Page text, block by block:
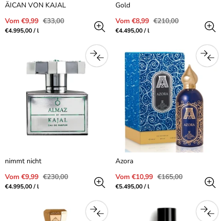
ÄICAN VON KAJAL
Verkaufspreis
Vom €9,99 Regulärer
€33,00
Preis
€4.995,00/pro
l
Gold
Verkaufspreis
Vom €8,99 Regulärer
€210,00
Preis
€4.495,00/pro
l
nimmt nicht
Verkaufspreis
Vom €9,99 Regulärer
€230,00
Preis
€4.995,00/pro
l
Azora
Verkaufspreis
Vom €10,99 Regulärer
€165,00
Preis
€5.495,00/pro
l